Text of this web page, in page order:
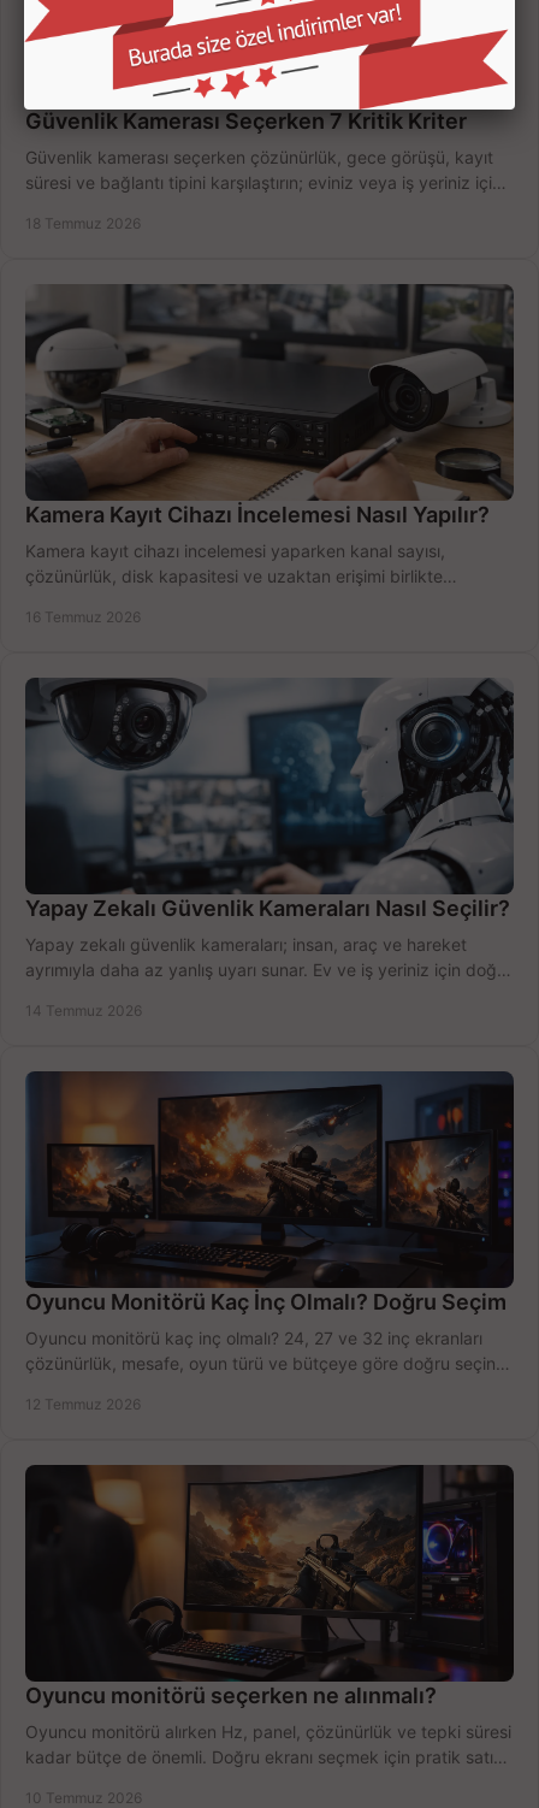
Güvenlik Kamerası Seçerken 7 Kritik Kriter
Güvenlik kamerası seçerken çözünürlük, gece görüşü, kayıt
süresi ve bağlantı tipini karşılaştırın; eviniz veya iş yeriniz için
18 Temmuz 2026
Kamera Kayıt Cihazı İncelemesi Nasıl Yapılır?
Kamera kayıt cihazı incelemesi yaparken kanal sayısı,
çözünürlük, disk kapasitesi ve uzaktan erişimi birlikte
16 Temmuz 2026
Yapay Zekalı Güvenlik Kameraları Nasıl Seçilir?
Yapay zekalı güvenlik kameraları; insan, araç ve hareket
ayrımıyla daha az yanlış uyarı sunar. Ev ve iş yeriniz için doğru
14 Temmuz 2026
Oyuncu Monitörü Kaç İnç Olmalı? Doğru Seçim
Oyuncu monitörü kaç inç olmalı? 24, 27 ve 32 inç ekranları
çözünürlük, mesafe, oyun türü ve bütçeye göre doğru seçin,
12 Temmuz 2026
Oyuncu monitörü seçerken ne alınmalı?
Oyuncu monitörü alırken Hz, panel, çözünürlük ve tepki süresi
kadar bütçe de önemli. Doğru ekranı seçmek için pratik satın
10 Temmuz 2026